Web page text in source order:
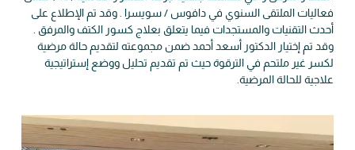
فعاليات الملتقى السنوي في دافوس / سويسرا . وقد تم الإطلاع على
أحدث التقنيات والمستجدات فيما يتعلق بعلاج كسور الكتف والمرفق .
وقد تم إختيار الدكتور أسعد أحمد ضمن مجموعته لتقديم حالة مرضية
لكسر غير ملتحم في الترقوة حيث تم تقديم تحليل ووضع إستراتيجية
علاجية للحالة المرضية.